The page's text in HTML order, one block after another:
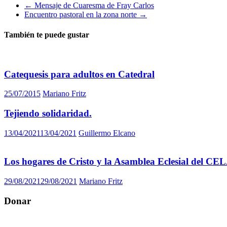
← Mensaje de Cuaresma de Fray Carlos
Encuentro pastoral en la zona norte →
También te puede gustar
Catequesis para adultos en Catedral
25/07/2015 Mariano Fritz
Tejiendo solidaridad.
13/04/202113/04/2021 Guillermo Elcano
Los hogares de Cristo y la Asamblea Eclesial del
29/08/2021 29/08/2021 Mariano Fritz
Donar